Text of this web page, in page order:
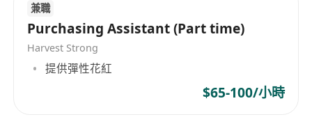
comprehensively enhance ‌user content reach
efficiency and brand value conversion rates.‌ Our
services are widely utilized across emerging
markets including ‌Southeast Asia, South Asia,
the Middle East, and Africa,‌ demonstrating our
兼職
Purchasing Assistant (Part time)
Harvest Strong
提供彈性花紅
$65-100/小時